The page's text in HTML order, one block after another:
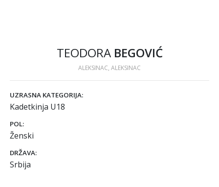
TEODORA BEGOVIĆ
ALEKSINAC, ALEKSINAC
UZRASNA KATEGORIJA:
Kadetkinja U18
POL:
Ženski
DRŽAVA:
Srbija